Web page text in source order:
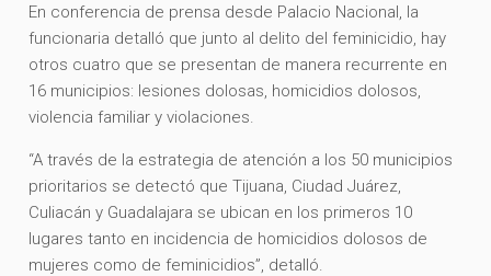
En conferencia de prensa desde Palacio Nacional, la
funcionaria detalló que junto al delito del feminicidio, hay
otros cuatro que se presentan de manera recurrente en
16 municipios: lesiones dolosas, homicidios dolosos,
violencia familiar y violaciones.
“A través de la estrategia de atención a los 50 municipios
prioritarios se detectó que Tijuana, Ciudad Juárez,
Culiacán y Guadalajara se ubican en los primeros 10
lugares tanto en incidencia de homicidios dolosos de
mujeres como de feminicidios”, detalló.